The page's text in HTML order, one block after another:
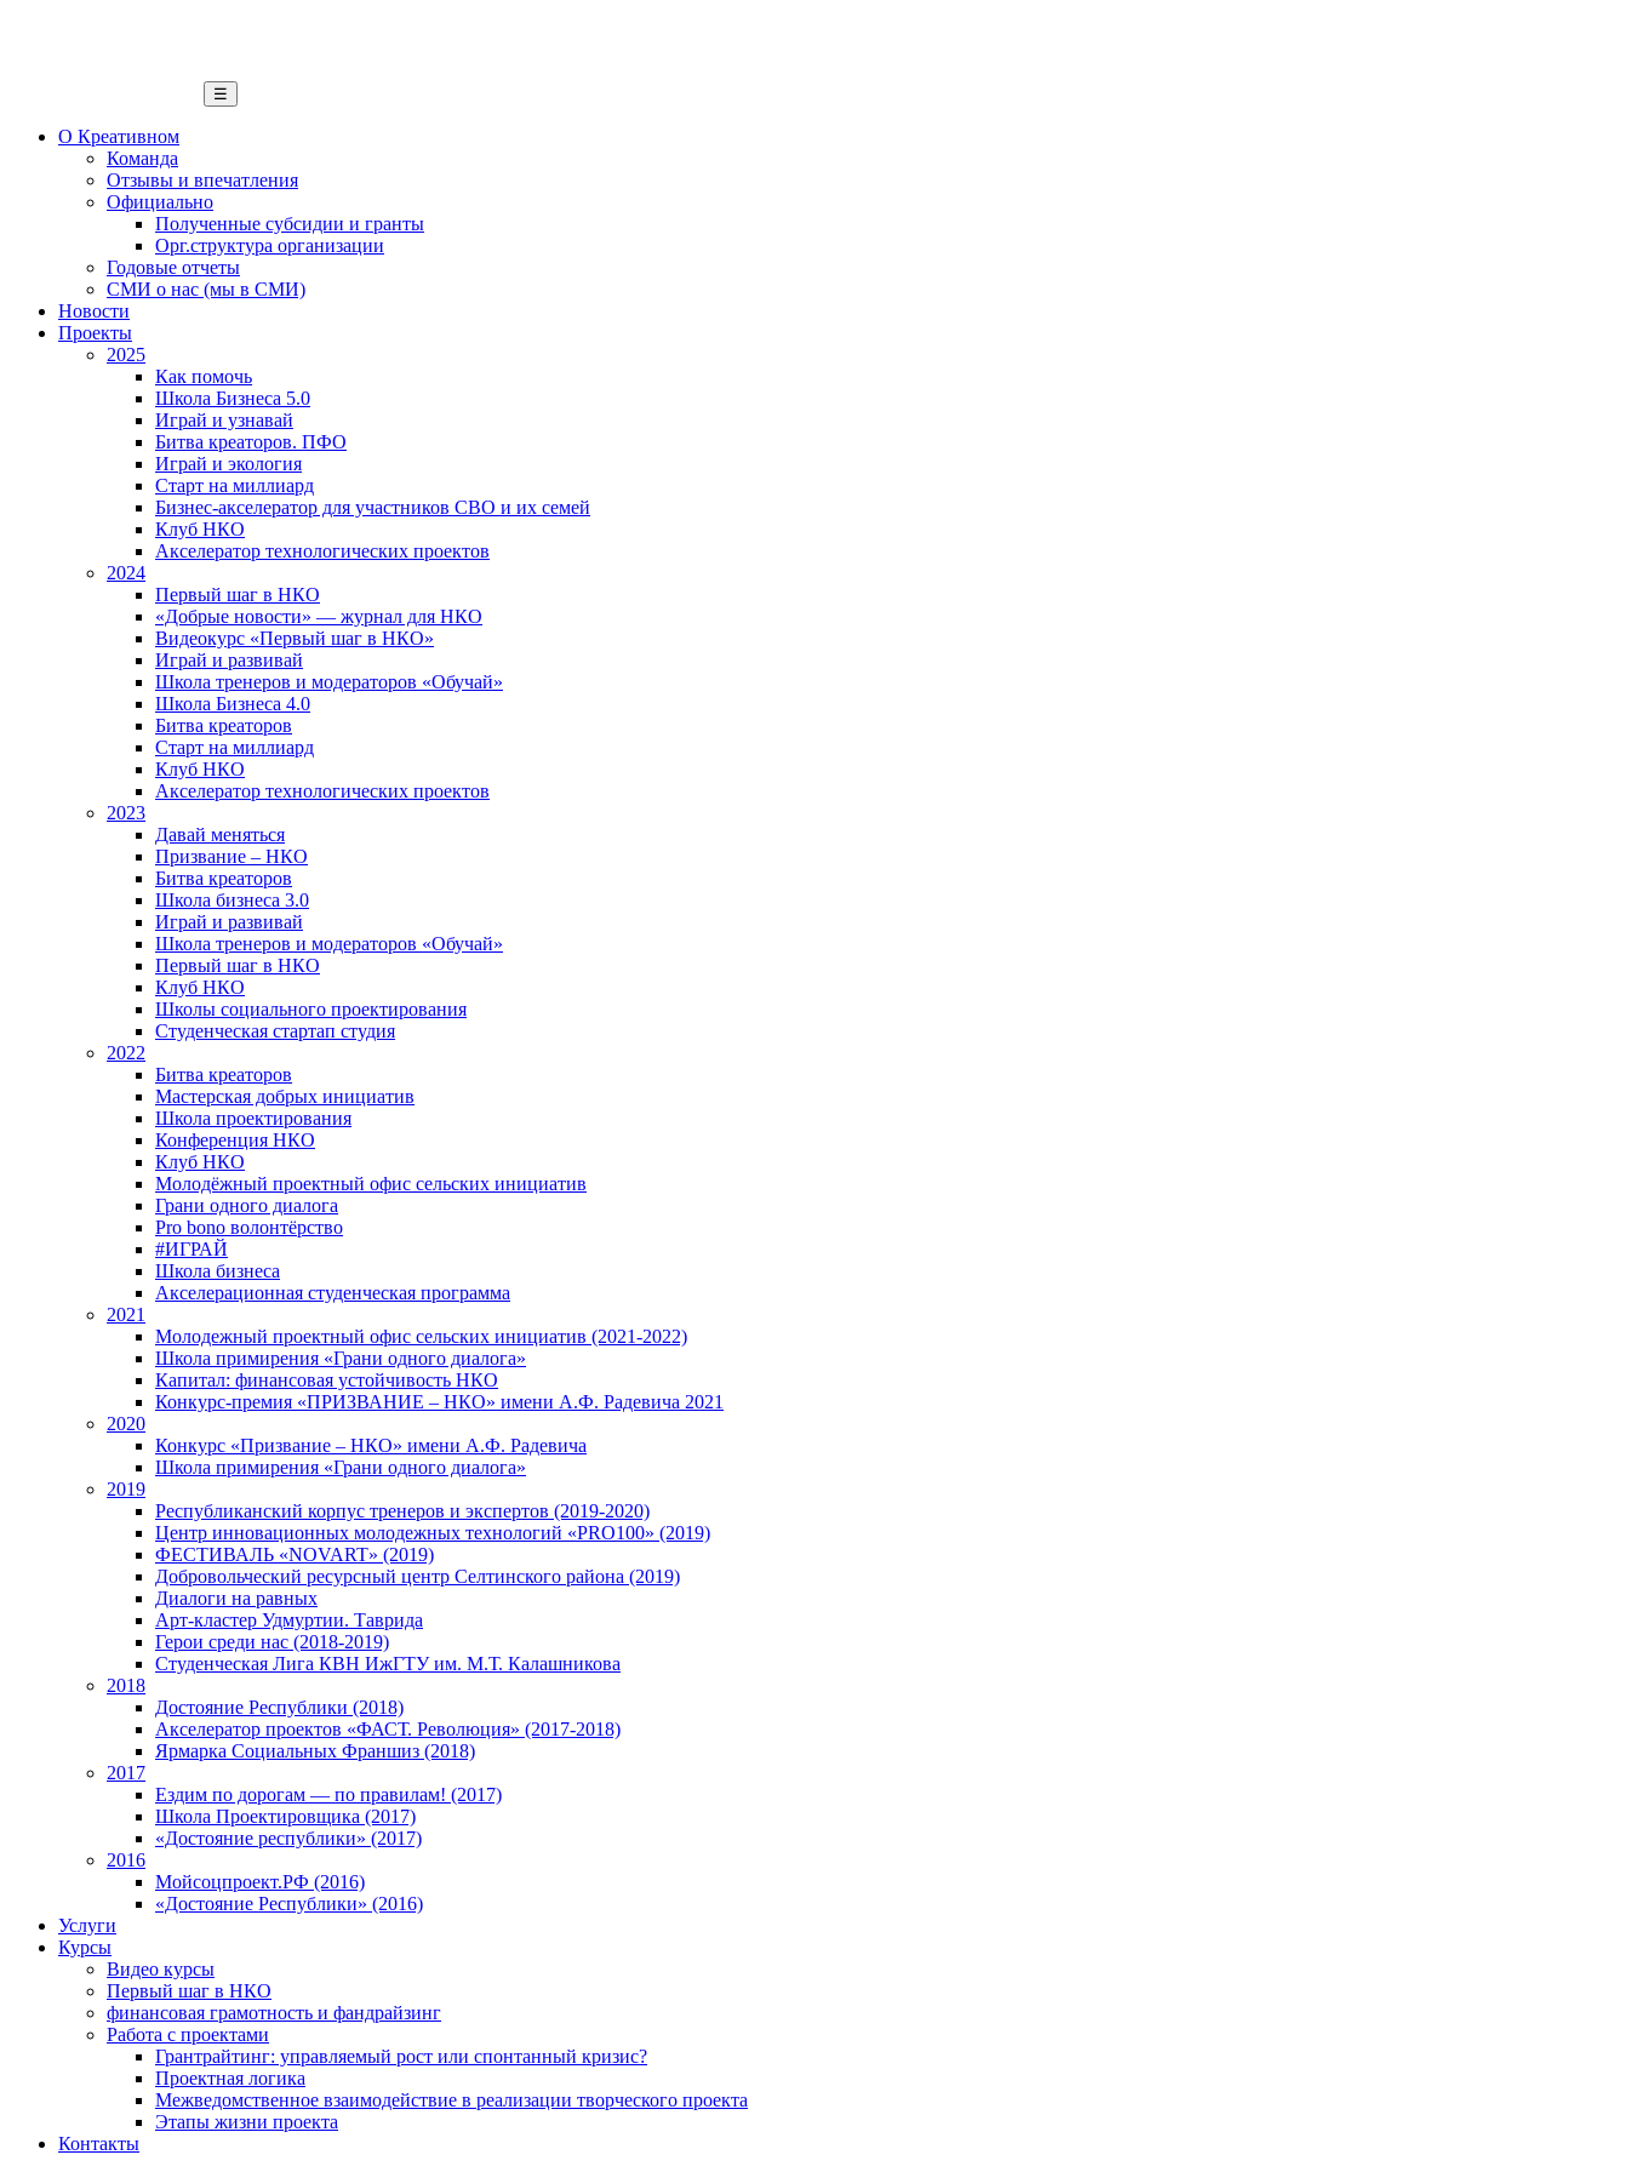
☰
О Креативном
Команда
Отзывы и впечатления
Официально
Полученные субсидии и гранты
Орг.структура организации
Годовые отчеты
СМИ о нас (мы в СМИ)
Новости
Проекты
2025
Как помочь
Школа Бизнеса 5.0
Играй и узнавай
Битва креаторов. ПФО
Играй и экология
Старт на миллиард
Бизнес-акселератор для участников СВО и их семей
Клуб НКО
Акселератор технологических проектов
2024
Первый шаг в НКО
«Добрые новости» — журнал для НКО
Видеокурс «Первый шаг в НКО»
Играй и развивай
Школа тренеров и модераторов «Обучай»
Школа Бизнеса 4.0
Битва креаторов
Старт на миллиард
Клуб НКО
Акселератор технологических проектов
2023
Давай меняться
Призвание – НКО
Битва креаторов
Школа бизнеса 3.0
Играй и развивай
Школа тренеров и модераторов «Обучай»
Первый шаг в НКО
Клуб НКО
Школы социального проектирования
Студенческая стартап студия
2022
Битва креаторов
Мастерская добрых инициатив
Школа проектирования
Конференция НКО
Клуб НКО
Молодёжный проектный офис сельских инициатив
Грани одного диалога
Pro bono волонтёрство
#ИГРАЙ
Школа бизнеса
Акселерационная студенческая программа
2021
Молодежный проектный офис сельских инициатив (2021-2022)
Школа примирения «Грани одного диалога»
Капитал: финансовая устойчивость НКО
Конкурс-премия «ПРИЗВАНИЕ – НКО» имени А.Ф. Радевича 2021
2020
Конкурс «Призвание – НКО» имени А.Ф. Радевича
Школа примирения «Грани одного диалога»
2019
Республиканский корпус тренеров и экспертов (2019-2020)
Центр инновационных молодежных технологий «PRO100» (2019)
ФЕСТИВАЛЬ «NOVART» (2019)
Добровольческий ресурсный центр Селтинского района (2019)
Диалоги на равных
Арт-кластер Удмуртии. Таврида
Герои среди нас (2018-2019)
Студенческая Лига КВН ИжГТУ им. М.Т. Калашникова
2018
Достояние Республики (2018)
Акселератор проектов «ФАСТ. Революция» (2017-2018)
Ярмарка Социальных Франшиз (2018)
2017
Ездим по дорогам — по правилам! (2017)
Школа Проектировщика (2017)
«Достояние республики» (2017)
2016
Мойсоцпроект.РФ (2016)
«Достояние Республики» (2016)
Услуги
Курсы
Видео курсы
Первый шаг в НКО
финансовая грамотность и фандрайзинг
Работа с проектами
Грантрайтинг: управляемый рост или спонтанный кризис?
Проектная логика
Межведомственное взаимодействие в реализации творческого проекта
Этапы жизни проекта
Контакты